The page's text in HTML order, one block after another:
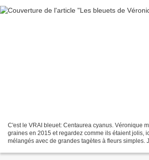
C'est le VRAI bleuet: Centaurea cyanus. Véronique
graines en 2015 et regardez comme ils étaient jolis,
mélangés avec de grandes tagètes à fleurs simples.